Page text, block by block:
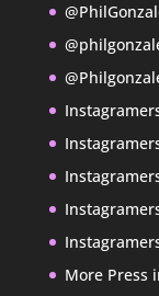
More Press